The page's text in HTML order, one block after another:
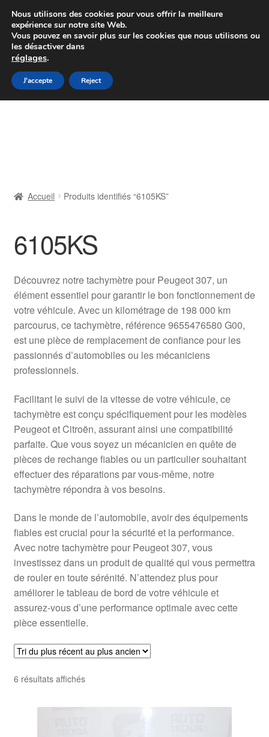
Colissimo livraison à partir de 7 EUR
Du lundi au vendredi de 9 h à 16 h
Aller
à
Aller
au
Livraison
Livraison internationale
Mon compte
Paiements
Panier
Plainte
Politique de confidentialité
Procédure de Réclamation
Termes et conditions
Accueil Produits identifiés “6105KS”
6105KS
Découvrez notre tachymètre pour Peugeot 307, un
élément essentiel pour garantir le bon fonctionnement de
votre véhicule. Avec un kilométrage de 198 000 km
parcourus, ce tachymètre, référence 9655476580 G00,
est une pièce de remplacement de confiance pour les
passionnés d’automobiles ou les mécaniciens
professionnels.
Facilitant le suivi de la vitesse de votre véhicule, ce
tachymètre est conçu spécifiquement pour les modèles
Peugeot et Citroën, assurant ainsi une compatibilité
parfaite. Que vous soyez un mécanicien en quête de
pièces de rechange fiables ou un particulier souhaitant
effectuer des réparations par vous-même, notre
tachymètre répondra à vos besoins.
Dans le monde de l’automobile, avoir des équipements
fiables est crucial pour la sécurité et la performance.
Avec notre tachymètre pour Peugeot 307, vous
investissez dans un produit de qualité qui vous permettra
de rouler en toute sérénité. N’attendez plus pour
améliorer le tableau de bord de votre véhicule et
assurez-vous d’une performance optimale avec cette
pièce essentielle.
6 résultats affichésTrié
plus
Nous utilisons des cookies pour vous offrir la meilleure
expérience sur notre site Web.
Vous pouvez en savoir plus sur les cookies que nous utilisons ou
les désactiver dans
réglages.
J'accepte Reject